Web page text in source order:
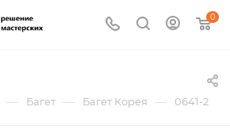
0
— Багет — Багет Корея — 0641-2